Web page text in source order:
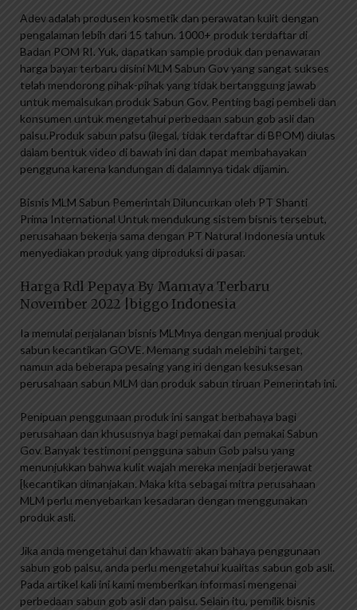
Adev adalah produsen kosmetik dan perawatan kulit dengan
pengalaman lebih dari 15 tahun. 1000+ produk terdaftar di
Badan POM RI. Yuk, dapatkan sample produk dan penawaran
harga bayar terbaru disini MLM Sabun Gov yang sangat sukses
telah mendorong pihak-pihak yang tidak bertanggung jawab
untuk memalsukan produk Sabun Gov. Penting bagi pembeli dan
konsumen untuk mengetahui perbedaan sabun gob asli dan
palsu.Produk sabun palsu (ilegal, tidak terdaftar di BPOM) diulas
dalam bentuk video di bawah ini dan dapat membahayakan
pengguna karena kandungan di dalamnya tidak dijamin.
Bisnis MLM Sabun Pemerintah Diluncurkan oleh PT Shanti
Prima International Untuk mendukung sistem bisnis tersebut,
perusahaan bekerja sama dengan PT Natural Indonesia untuk
menyediakan produk yang diproduksi di pasar.
Harga Rdl Pepaya By Mamaya Terbaru
November 2022 |biggo Indonesia
Ia memulai perjalanan bisnis MLMnya dengan menjual produk
sabun kecantikan GOVE. Memang sudah melebihi target,
namun ada beberapa pesaing yang iri dengan kesuksesan
perusahaan sabun MLM dan produk sabun tiruan Pemerintah ini.
Penipuan penggunaan produk ini sangat berbahaya bagi
perusahaan dan khususnya bagi pemakai dan pemakai Sabun
Gov. Banyak testimoni pengguna sabun Gob palsu yang
menunjukkan bahwa kulit wajah mereka menjadi berjerawat
[kecantikan dimanjakan. Maka kita sebagai mitra perusahaan
MLM perlu menyebarkan kesadaran dengan menggunakan
produk asli.
Jika anda mengetahui dan khawatir akan bahaya penggunaan
sabun gob palsu, anda perlu mengetahui kualitas sabun gob asli.
Pada artikel kali ini kami memberikan informasi mengenai
perbedaan sabun gob asli dan palsu. Selain itu, pemilik bisnis